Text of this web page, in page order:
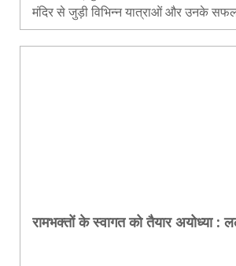
मंदिर से जुड़ी विभिन्न यात्राओं और उनके
बहुत ही महत्वपूर्ण भूमिका रही है। जनजागरण
को प्रेरित करते रहने की कला में प्रवीण 90
रामभक्तों के स्वागत को तैयार अयोध्या :